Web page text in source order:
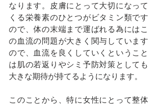
なります。皮膚にとって大切になって
くる栄養素のひとつがビタミン類です
ので、体の末端まで運ばれる為にはこ
の血流の問題が大きく関与しています
ので、血流を良くしていくということ
は肌の若返りやシミ予防対策としても
大きな期待が持てるようになります。
このことから、特に女性にとって整体